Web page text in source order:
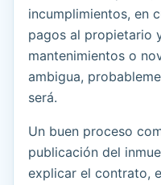
incumplimientos, en
pagos al propietario
mantenimientos o
ambigua,
será.
Un buen proceso
publicación del
explicar el contrato,